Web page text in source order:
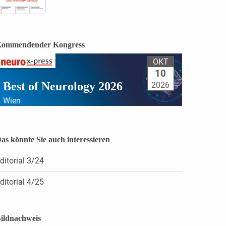
Kongress
Best of Neurology 2026
Wien
OKT
10
2026
könnte Sie auch interessieren
3/24
4/25